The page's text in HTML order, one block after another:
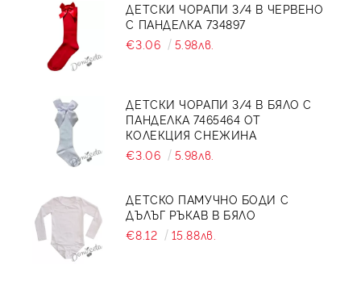
ДЕТСКИ ЧОРАПИ 3/4 В ЧЕРВЕНО
С ПАНДЕЛКА 734897
€3.06
5.98лв.
ДЕТСКИ ЧОРАПИ 3/4 В БЯЛО С
ПАНДЕЛКА 7465464 ОТ
КОЛЕКЦИЯ СНЕЖИНА
€3.06
5.98лв.
ДЕТСКО ПАМУЧНО БОДИ С
ДЪЛЪГ РЪКАВ В БЯЛО
€8.12
15.88лв.